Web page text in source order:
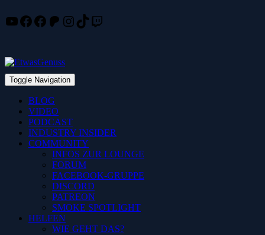
Skip
YouTube
Facebook
Facebook
Patreon
Instagram
TikTok
Twitch
Toggle Navigation
BLOG
VIDEO
PODCAST
INDUSTRY INSIDER
COMMUNITY
INFOS ZUR LOUNGE
FORUM
FACEBOOK-GRUPPE
DISCORD
PATREON
SMOKE SPOTLIGHT
HELFEN
WIE GEHT DAS?